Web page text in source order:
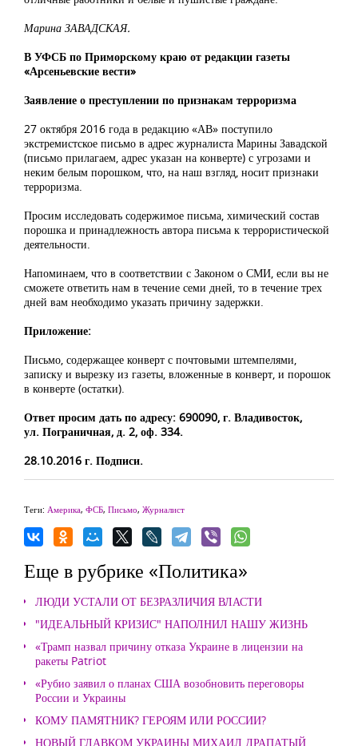
Марина ЗАВАДСКАЯ.
В УФСБ по Приморскому краю от редакции газеты
«Арсеньевские вести»
Заявление о преступлении по признакам терроризма
27 октября 2016 года в редакцию «АВ» поступило
экстремистское письмо в адрес журналиста Марины Завадской
(письмо прилагаем, адрес указан на конверте) с угрозами и
неким белым порошком, что, на наш взгляд, носит признаки
терроризма.
Просим исследовать содержимое письма, химический состав
порошка и принадлежность автора письма к террористической
деятельности.
Напоминаем, что в соответствии с Законом о СМИ, если вы не
сможете ответить нам в течение семи дней, то в течение трех
дней вам необходимо указать причину задержки.
Приложение:
Письмо, содержащее конверт с почтовыми штемпелями,
записку и вырезку из газеты, вложенные в конверт, и порошок
в конверте (остатки).
Ответ просим дать по адресу: 690090, г. Владивосток,
ул. Пограничная, д. 2, оф. 334.
28.10.2016 г. Подписи.
Теги: Америка, ФСБ, Письмо, Журналист
Еще в рубрике «Политика»
ЛЮДИ УСТАЛИ ОТ БЕЗРАЗЛИЧИЯ ВЛАСТИ
"ИДЕАЛЬНЫЙ КРИЗИС" НАПОЛНИЛ НАШУ ЖИЗНЬ
«Трамп назвал причину отказа Украине в лицензии на
ракеты Patriot
«Рубио заявил о планах США возобновить переговоры
России и Украины
КОМУ ПАМЯТНИК? ГЕРОЯМ ИЛИ РОССИИ?
НОВЫЙ ГЛАВКОМ УКРАИНЫ МИХАИЛ ДРАПАТЫЙ